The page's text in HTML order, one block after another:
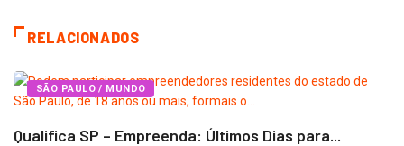
RELACIONADOS
SÃO PAULO / MUNDO
Qualifica SP – Empreenda: Últimos Dias para...